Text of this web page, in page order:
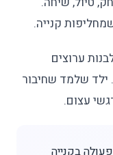
קנייה.
ערוצים
ילד שלמד שחיבור
עצום.
בקנייה